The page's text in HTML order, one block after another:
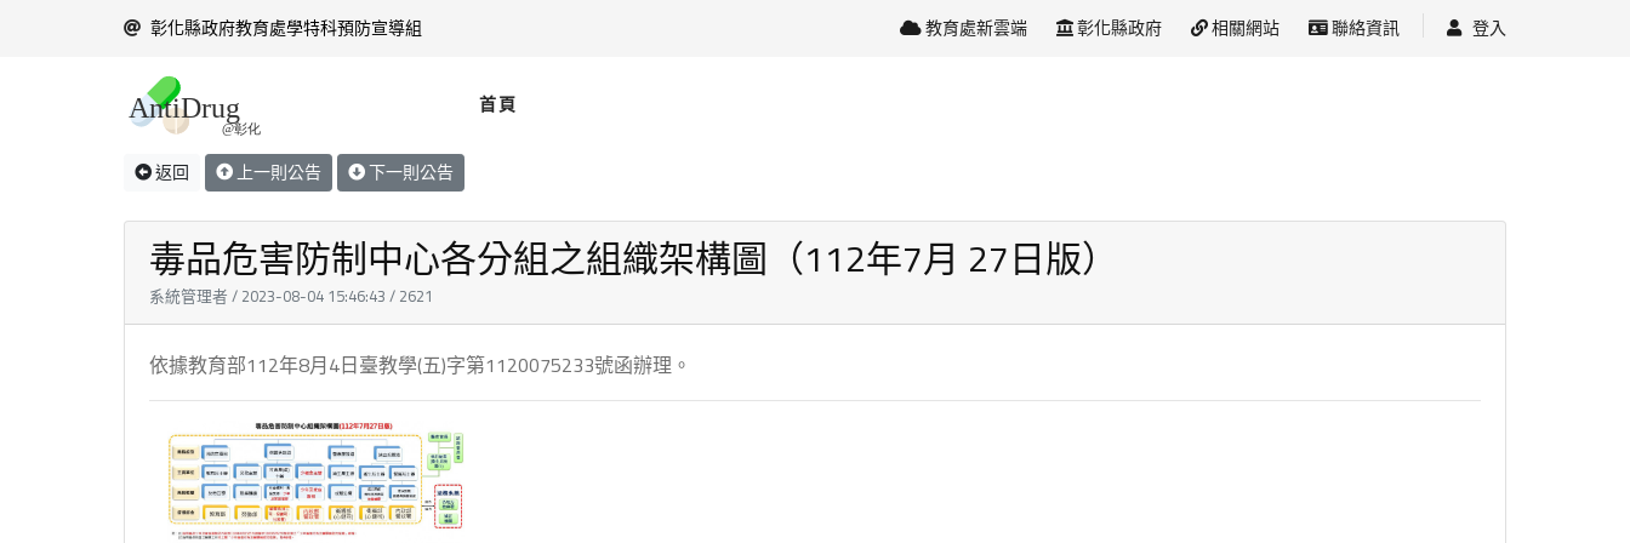
彰化縣政府教育處學特科預防宣導組 教育處新雲端 彰化縣政府 相關網站 聯絡資訊 登入
首頁
返回 上一則公告 下一則公告
毒品危害防制中心各分組之組織架構圖（112年7月 27日版）
系統管理者 / 2023-08-04 15:46:43 / 2621
依據教育部112年8月4日臺教學(五)字第1120075233號函辦理。